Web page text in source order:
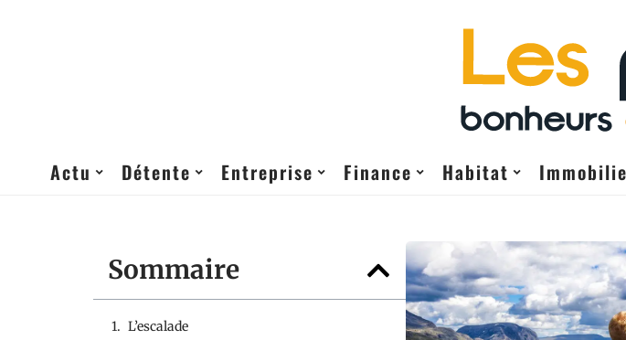
Actu Détente Entreprise Finance Habitat
Sommaire
L’escalade